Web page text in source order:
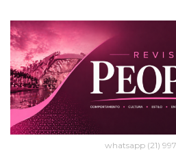
whatsapp (21)